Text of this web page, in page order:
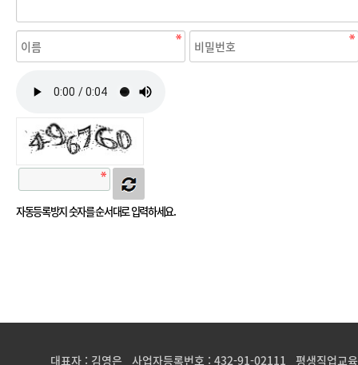
자동등록방지 숫자를 순서대로 입력하세요.
대표자 : 김영은 사업자등록번호 : 432-91-02111 평생직업교